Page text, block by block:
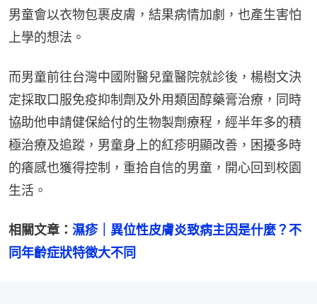
男童會以衣物包裹皮膚，結果病情加劇，也產生害怕
上學的想法。
而男童前往台灣中國附醫兒童醫院就診後，楊樹文決
定採取口服免疫抑制劑及外用類固醇藥膏治療，同時
協助他申請健保給付的生物製劑療程，經半年多的積
極治療及追蹤，男童身上的紅疹明顯改善，困擾多時
的癢感也獲得控制，重拾自信的男童，開心回到校園
生活。
相關文章： 濕疹｜異位性皮膚炎致病主因是什麼？不
同年齡症狀特徵大不同